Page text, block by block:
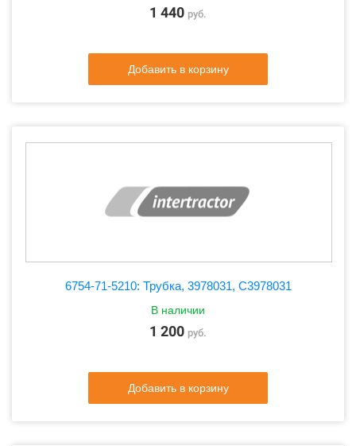
1 440 руб.
Добавить в корзину
6754-71-5210: Трубка, 3978031, C3978031
В наличии
1 200 руб.
Добавить в корзину